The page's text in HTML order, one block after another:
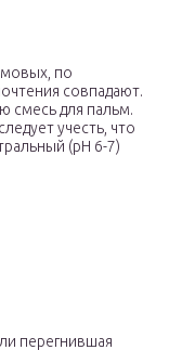
по
совпадают.
смесь для пальм.
учесть, что
(рН 6-7)
перегнившая